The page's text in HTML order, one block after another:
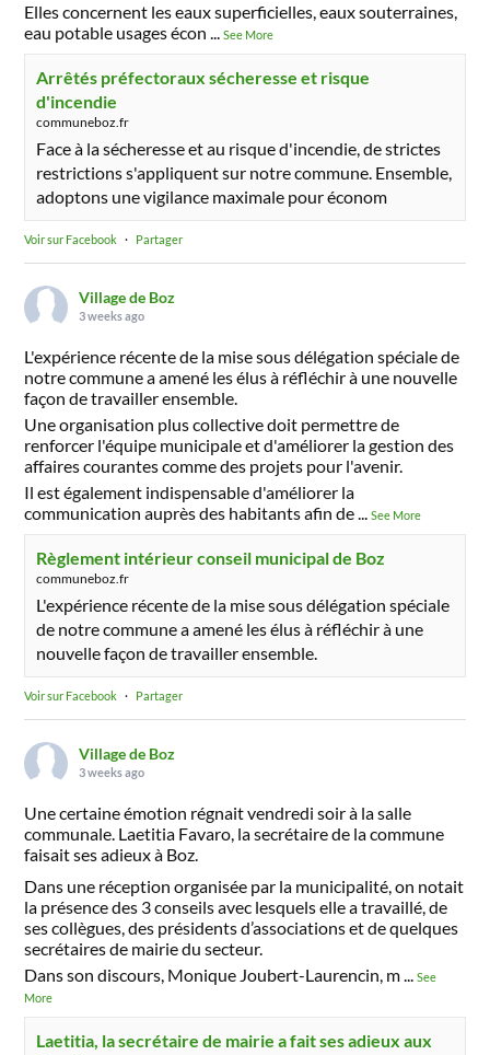
Elles concernent les eaux superficielles, eaux souterraines,
eau potable usages écon ...See More
Arrêtés préfectoraux sécheresse et risque
d'incendie
communeboz.fr
Face à la sécheresse et au risque d'incendie, de strictes
restrictions s'appliquent sur notre commune. Ensemble,
adoptons une vigilance maximale pour économ
Voir sur Facebook · Partager
Village de Boz
3 weeks ago
L'expérience récente de la mise sous délégation spéciale de
notre commune a amené les élus à réfléchir à une nouvelle
façon de travailler ensemble.
Une organisation plus collective doit permettre de
renforcer l'équipe municipale et d'améliorer la gestion des
affaires courantes comme des projets pour l'avenir.
Il est également indispensable d'améliorer la
communication auprès des habitants afin de...See More
Règlement intérieur conseil municipal de Boz
communeboz.fr
L'expérience récente de la mise sous délégation spéciale
de notre commune a amené les élus à réfléchir à une
nouvelle façon de travailler ensemble.
Voir sur Facebook · Partager
Village de Boz
3 weeks ago
Une certaine émotion régnait vendredi soir à la salle
communale. Laetitia Favaro, la secrétaire de la commune
faisait ses adieux à Boz.
Dans une réception organisée par la municipalité, on notait
la présence des 3 conseils avec lesquels elle a travaillé, de
ses collègues, des présidents d’associations et de quelques
secrétaires de mairie du secteur.
Dans son discours, Monique Joubert-Laurencin, m...See
More
Laetitia, la secrétaire de mairie a fait ses adieux aux